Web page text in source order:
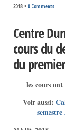
2018 • 0 Comments
Centre
cours du
du
les cours
Voir aussi: